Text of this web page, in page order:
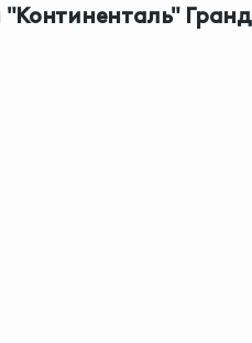
"Континенталь"